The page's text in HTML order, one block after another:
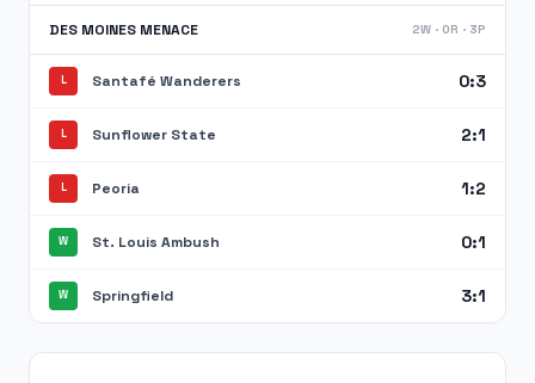
DES MOINES MENACE 2W · 0R · 3P
L Santafé Wanderers 0:3
L Sunflower State 2:1
L Peoria 1:2
W St. Louis Ambush 0:1
W Springfield 3:1